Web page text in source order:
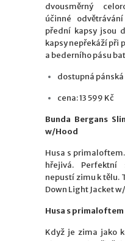
dvousměrný
účinné
přední kapsy jsou
kapsy nepřekáží při
a bederního pásu
dostupná
cena: 13 599 Kč
Bunda Bergans
w/Hood
Husa s
hřejivá.
nepustí zimu k tělu.
Down Light Jacket
Husa s primaloftem
Když je zima jako